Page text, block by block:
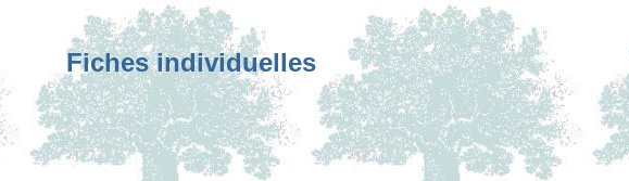
Fiches individuelles